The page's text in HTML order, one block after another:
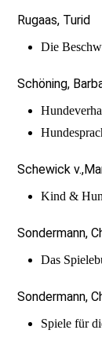
Rugaas, Turid
Die
Schöning,
Schewick
Kind &
Sondermann,
Das
Sondermann,
Spiele für